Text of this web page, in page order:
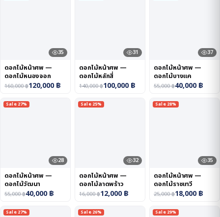
35
ดอกไม้หน้าศพ —
ดอกไม้หนองจอก
160,000฿120,000฿
31
ดอกไม้หน้าศพ —
ดอกไม้หลักสี่
140,000฿100,000฿
37
ดอกไม้หน้าศพ —
ดอกไม้บางแค
55,000฿40,000฿
Sale 27%
28
ดอกไม้หน้าศพ —
ดอกไม้วัฒนา
55,000฿40,000฿
Sale 25%
32
ดอกไม้หน้าศพ —
ดอกไม้ลาดพร้าว
16,000฿12,000฿
Sale 28%
35
ดอกไม้หน้าศพ —
ดอกไม้ราชเทวี
25,000฿18,000฿
Sale 27% Sale 26% Sale 29%